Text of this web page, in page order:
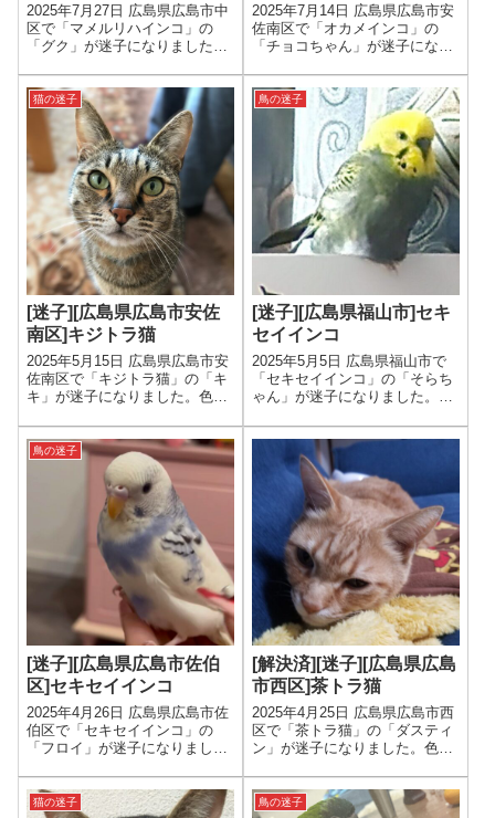
2025年7月27日 広島県広島市中
区で「マメルリハインコ」の
「グク」が迷子になりました。
の子です。
2025年7月14日 広島県広島市安
佐南区で「オカメインコ」の
「チョコちゃん」が迷子になり
性別は不明です。
猫の迷子
[迷子][広島県広島市安佐
南区]キジトラ猫
2025年5月15日 広島県広島市安
佐南区で「キジトラ猫」の「キ
キ」が迷子になりました。色は
の子です。
鳥の迷子
[迷子][広島県福山市]セキ
セイインコ
2025年5月5日 広島県福山市で
「セキセイインコ」の「そらち
ゃん」が迷子になりました。色
な複数色、年齢は2才、性別は
男の子です。
鳥の迷子
[迷子][広島県広島市佐伯
区]セキセイインコ
2025年4月26日 広島県広島市佐
伯区で「セキセイインコ」の
「フロイ」が迷子になりまし
別は男の子です。
[解決済][迷子][広島県広島
市西区]茶トラ猫
2025年4月25日 広島県広島市西
区で「茶トラ猫」の「ダスティ
ン」が迷子になりました。色は
子です。
猫の迷子 鳥の迷子